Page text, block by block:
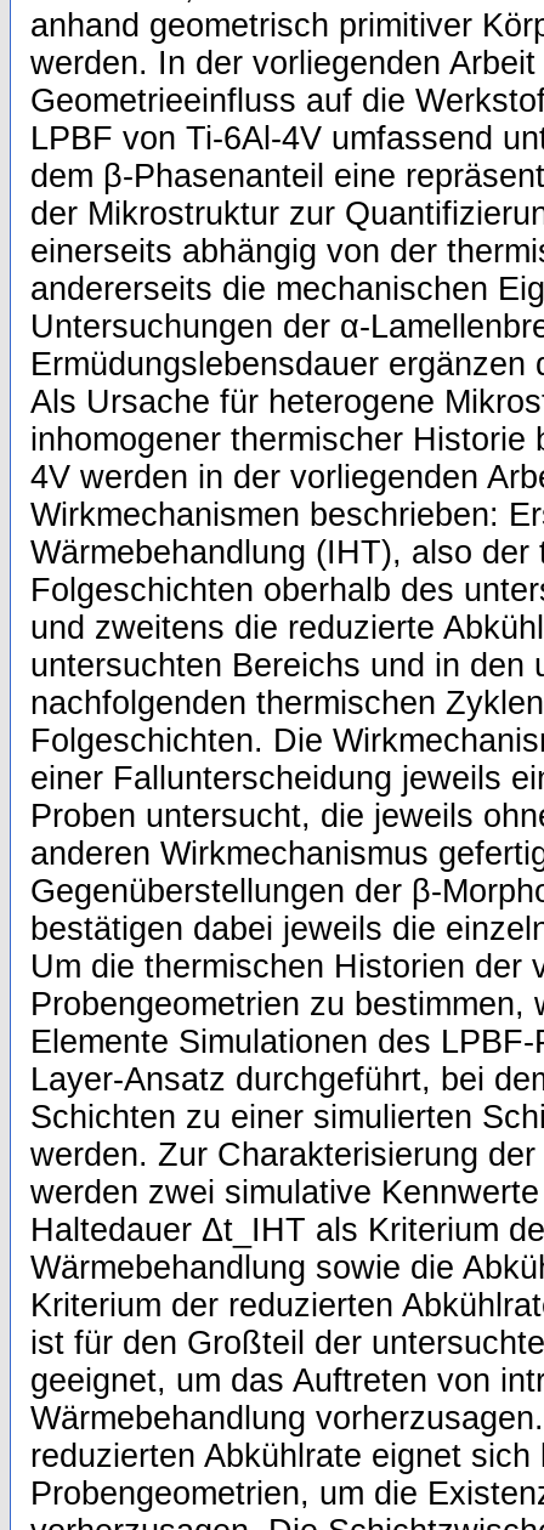
anhand geometrisch primitiver
werden. In der vorliegenden
Geometrieeinfluss auf die
LPBF von Ti-6Al-4V umfassend
dem β-Phasenanteil eine
der Mikrostruktur zur
einerseits abhängig von der
andererseits die mechanischen
Untersuchungen der α-
Ermüdungslebensdauer ergänzen
Als Ursache für heterogene
inhomogener thermischer Historie
4V werden in der vorliegenden
Wirkmechanismen beschrieben:
Wärmebehandlung (IHT), also
Folgeschichten oberhalb des
und zweitens die reduzierte
untersuchten Bereichs und in den
nachfolgenden thermischen
Folgeschichten. Die
einer Fallunterscheidung jeweils
Proben untersucht, die jeweils
anderen Wirkmechanismus
Gegenüberstellungen der β-
bestätigen dabei jeweils die
Um die thermischen Historien der
Probengeometrien zu bestimmen,
Elemente Simulationen des
Layer-Ansatz durchgeführt, bei
Schichten zu einer simulierten
werden. Zur Charakterisierung
werden zwei simulative
Haltedauer Δt_IHT als Kriterium
Wärmebehandlung sowie die
Kriterium der reduzierten
ist für den Großteil der
geeignet, um das Auftreten von
Wärmebehandlung
reduzierten Abkühlrate eignet
Probengeometrien, um die